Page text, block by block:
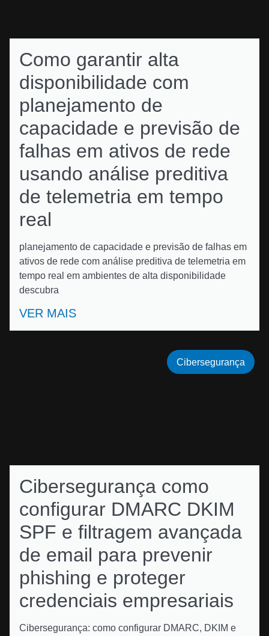
Como garantir alta
disponibilidade com
planejamento de
capacidade e previsão de
falhas em ativos de rede
usando análise preditiva
de telemetria em tempo
real
planejamento de capacidade e previsão de falhas em
ativos de rede com análise preditiva de telemetria em
tempo real em ambientes de alta disponibilidade
descubra
VER MAIS
Cibersegurança como
configurar DMARC DKIM
SPF e filtragem avançada
de email para prevenir
phishing e proteger
credenciais empresariais
Cibersegurança: como configurar DMARC, DKIM e
Cibersegurança